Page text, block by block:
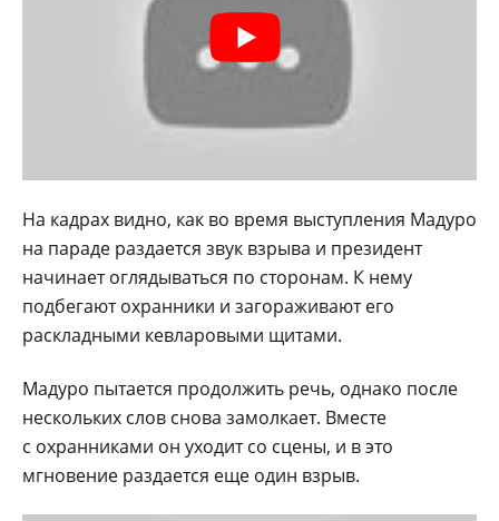
На кадрах видно, как во время выступления Мадуро
на параде раздается звук взрыва и президент
начинает оглядываться по сторонам. К нему
подбегают охранники и загораживают его
раскладными кевларовыми щитами.
Мадуро пытается продолжить речь, однако после
нескольких слов снова замолкает. Вместе
с охранниками он уходит со сцены, и в это
мгновение раздается еще один взрыв.